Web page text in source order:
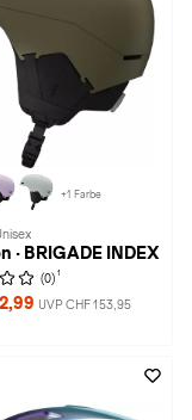
+1 Farbe
· BRIGADE INDEX
(0) 1
UVP CHF 153,95